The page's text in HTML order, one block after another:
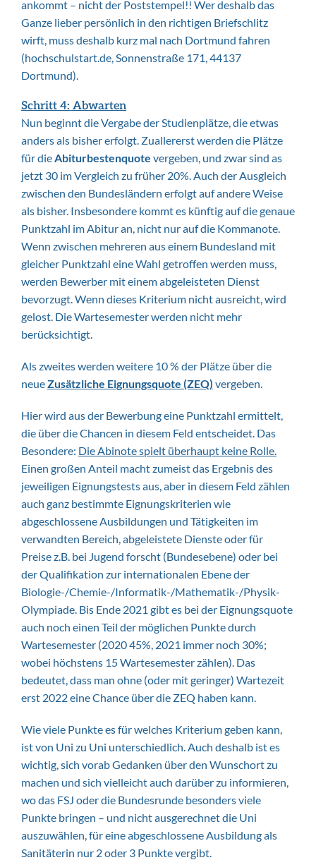
ankommt – nicht der Poststempel!! Wer deshalb das
Ganze lieber persönlich in den richtigen Briefschlitz
wirft, muss deshalb kurz mal nach Dortmund fahren
(hochschulstart.de, Sonnenstraße 171, 44137
Dortmund).
Schritt 4: Abwarten
Nun beginnt die Vergabe der Studienplätze, die etwas
anders als bisher erfolgt. Zuallererst werden die Plätze
für dieAbiturbestenquote vergeben, und zwar sind as
jetzt 30 im Vergleich zu früher 20%. Auch der Ausgleich
zwischen den Bundesländern erfolgt auf andere Weise
als bisher. Insbesondere kommt es künftig auf die genaue
Punktzahl im Abitur an, nicht nur auf die Kommanote.
Wenn zwischen mehreren aus einem Bundesland mit
gleicher Punktzahl eine Wahl getroffen werden muss,
werden Bewerber mit einem abgeleisteten Dienst
bevorzugt. Wenn dieses Kriterium nicht ausreicht, wird
gelost. Die Wartesemester werden nicht mehr
berücksichtigt.
Als zweites werden weitere 10 % der Plätze über die
neueZusätzliche Eignungsquote (ZEQ) vergeben.
Hier wird aus der Bewerbung eine Punktzahl ermittelt,
die über die Chancen in diesem Feld entscheidet. Das
Besondere: Die Abinote spielt überhaupt keine Rolle.
Einen großen Anteil macht zumeist das Ergebnis des
jeweiligen Eignungstests aus, aber in diesem Feld zählen
auch ganz bestimmte Eignungskriterien wie
abgeschlossene Ausbildungen und Tätigkeiten im
verwandten Bereich, abgeleistete Dienste oder für
Preise z.B. bei Jugend forscht (Bundesebene) oder bei
der Qualifikation zur internationalen Ebene der
Biologie-/Chemie-/Informatik-/Mathematik-/Physik-
Olympiade. Bis Ende 2021 gibt es bei der Eignungsquote
auch noch einen Teil der möglichen Punkte durch
Wartesemester (2020 45%, 2021 immer noch 30%;
wobei höchstens 15 Wartesemester zählen). Das
bedeutet, dass man ohne (oder mit geringer) Wartezeit
erst 2022 eine Chance über die ZEQ haben kann.
Wie viele Punkte es für welches Kriterium geben kann,
ist von Uni zu Uni unterschiedlich. Auch deshalb ist es
wichtig, sich vorab Gedanken über den Wunschort zu
machen und sich vielleicht auch darüber zu informieren,
wo das FSJ oder die Bundesrunde besonders viele
Punkte bringen – und nicht ausgerechnet die Uni
auszuwählen, für eine abgeschlossene Ausbildung als
Sanitäterin nur 2 oder 3 Punkte vergibt.